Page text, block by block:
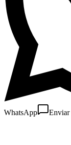
WhatsApp Enviar